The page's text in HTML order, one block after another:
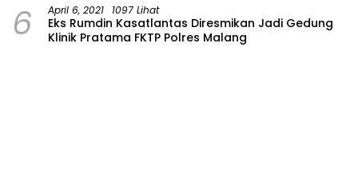
6 April 6, 2021 1097 Lihat
Eks Rumdin Kasatlantas Diresmikan Jadi Gedung
Klinik Pratama FKTP Polres Malang